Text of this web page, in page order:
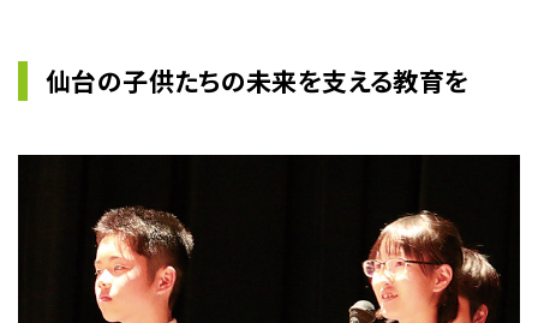
仙台の子供たちの未来を支える教育を